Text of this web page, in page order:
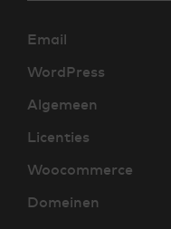
Email
WordPress
Algemeen
Licenties
Woocommerce
Domeinen